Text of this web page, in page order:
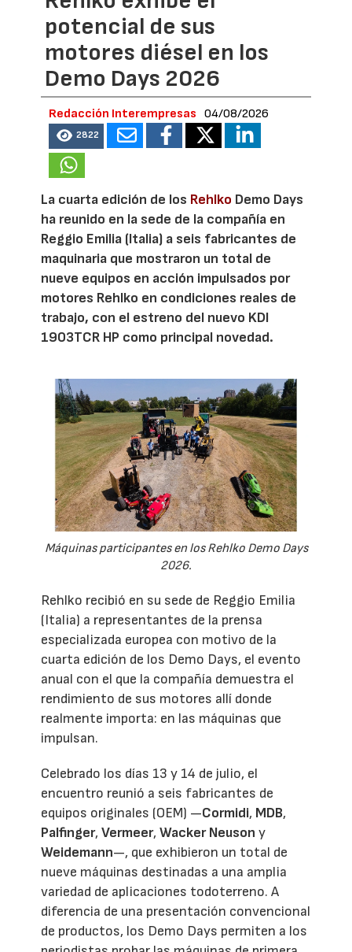
potencial de sus
motores diésel en los
Demo Days 2026
Redacción Interempresas 04/08/2026
2822
La cuarta edición de los Rehlko Demo Days
ha reunido en la sede de la compañía en
Reggio Emilia (Italia) a seis fabricantes de
maquinaria que mostraron un total de
nueve equipos en acción impulsados por
motores Rehlko en condiciones reales de
trabajo, con el estreno del nuevo KDI
1903TCR HP como principal novedad.
Máquinas participantes en los Rehlko Demo Days
2026.
Rehlko recibió en su sede de Reggio Emilia
(Italia) a representantes de la prensa
especializada europea con motivo de la
cuarta edición de los Demo Days, el evento
anual con el que la compañía demuestra el
rendimiento de sus motores allí donde
realmente importa: en las máquinas que
impulsan.
Celebrado los días 13 y 14 de julio, el
encuentro reunió a seis fabricantes de
equipos originales (OEM) —Cormidi, MDB,
Palfinger,Vermeer,Wacker Neuson y
Weidemann—, que exhibieron un total de
nueve máquinas destinadas a una amplia
variedad de aplicaciones todoterreno. A
diferencia de una presentación convencional
de productos, los Demo Days permiten a los